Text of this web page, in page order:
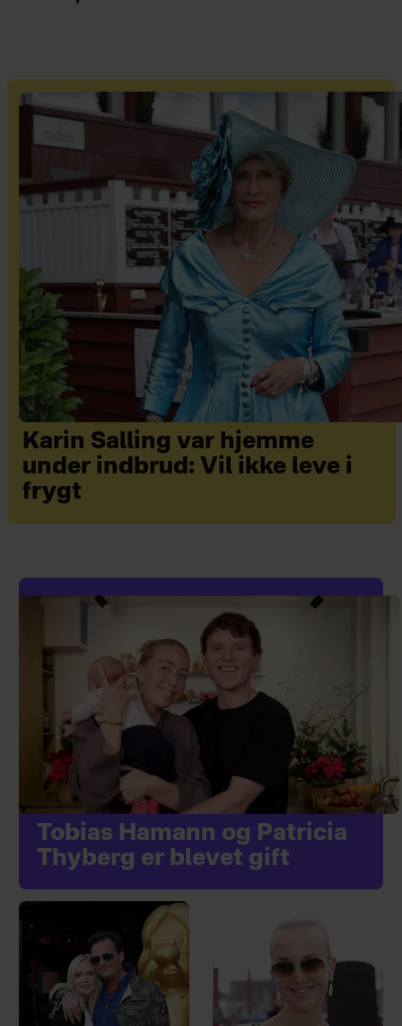
Karin Salling var hjemme
under indbrud: Vil ikke leve i
frygt
Tobias Hamann og Patricia
Thyberg er blevet gift